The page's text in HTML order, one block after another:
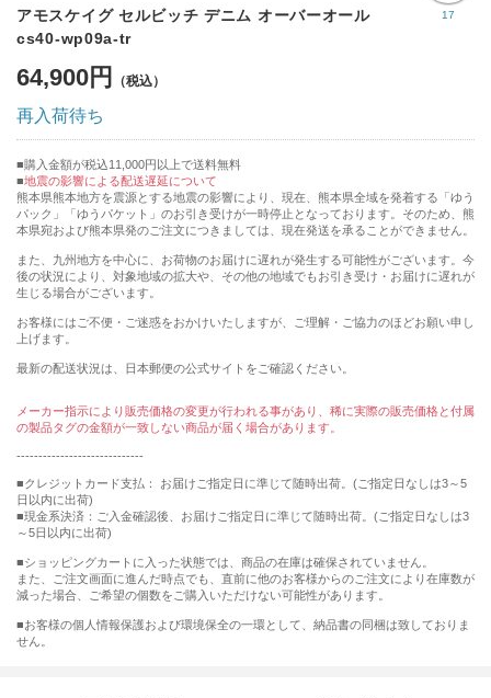
17
アモスケイグ セルビッチ デニム オーバーオール
cs40-wp09a-tr
64,900円
再入荷待ち
購入金額が税込11,000円以上で送料無料
地震の影響による配送遅延について
熊本県熊本地方を震源とする地震の影響により、現在、熊本県全域を発着する「ゆう
パック」「ゆうパケット」のお引き受けが一時停止となっております。そのため、熊
本県宛および熊本県発のご注文につきましては、現在発送を承ることができません。
また、九州地方を中心に、お荷物のお届けに遅れが発生する可能性がございます。今
後の状況により、対象地域の拡大や、その他の地域でもお引き受け・お届けに遅れが
生じる場合がございます。
お客様にはご不便・ご迷惑をおかけいたしますが、ご理解・ご協力のほどお願い申し
上げます。
最新の配送状況は、日本郵便の公式サイトをご確認ください。
メーカー指示により販売価格の変更が行われる事があり、稀に実際の販売価格と付属
の製品タグの金額が一致しない商品が届く場合があります。
-----------------------------
■クレジットカード支払： お届けご指定日に準じて随時出荷。(ご指定日なしは3～5
日以内に出荷)
■現金系決済：ご入金確認後、お届けご指定日に準じて随時出荷。(ご指定日なしは3
～5日以内に出荷)
■ショッピングカートに入った状態では、商品の在庫は確保されていません。
また、ご注文画面に進んだ時点でも、直前に他のお客様からのご注文により在庫数が
減った場合、ご希望の個数をご購入いただけない可能性があります。
■お客様の個人情報保護および環境保全の一環として、納品書の同梱は致しておりま
せん。